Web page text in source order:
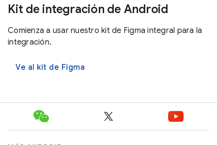
Kit de integración de Android
Comienza a usar nuestro kit de Figma integral para la
integración.
Ve al kit de Figma